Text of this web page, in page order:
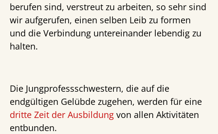
berufen sind, verstreut zu arbeiten, so sehr sind
wir aufgerufen, einen selben Leib zu formen
und die Verbindung untereinander lebendig zu
halten.
Die Jungprofessschwestern, die auf die
endgültigen Gelübde zugehen, werden für eine
dritte Zeit der Ausbildung von allen Aktivitäten
entbunden.